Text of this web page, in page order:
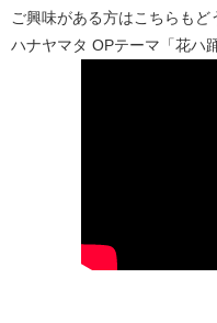
ご興味がある方はこちらもど
ハナヤマタ OPテーマ「花ハ